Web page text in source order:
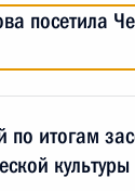
посетила
по итогам
культуры